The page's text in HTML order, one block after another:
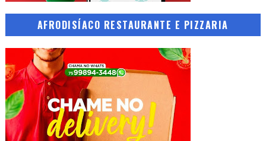
AFRODISÍACO RESTAURANTE E PIZZARIA